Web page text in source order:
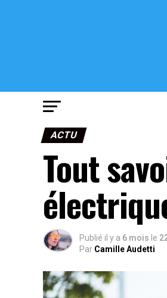
ACTU
Tout
Publié il y a 6 mois le
Par Camille Audetti